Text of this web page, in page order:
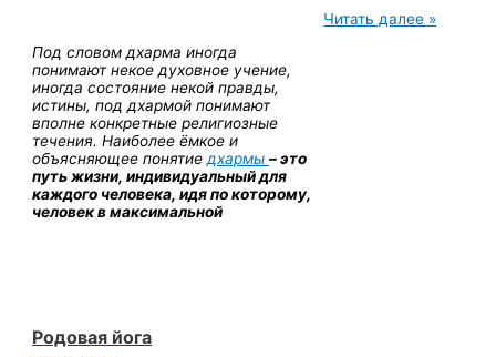
Под словом дхарма иногда
понимают некое духовное учение,
иногда состояние некой правды,
истины, под дхармой понимают
вполне конкретные религиозные
течения. Наиболее ёмкое и
объясняющее понятиедхармы– это
путь жизни, индивидуальный для
каждого человека, идя по которому,
человек в максимальной
Что
Читать далее »
Родовая йога